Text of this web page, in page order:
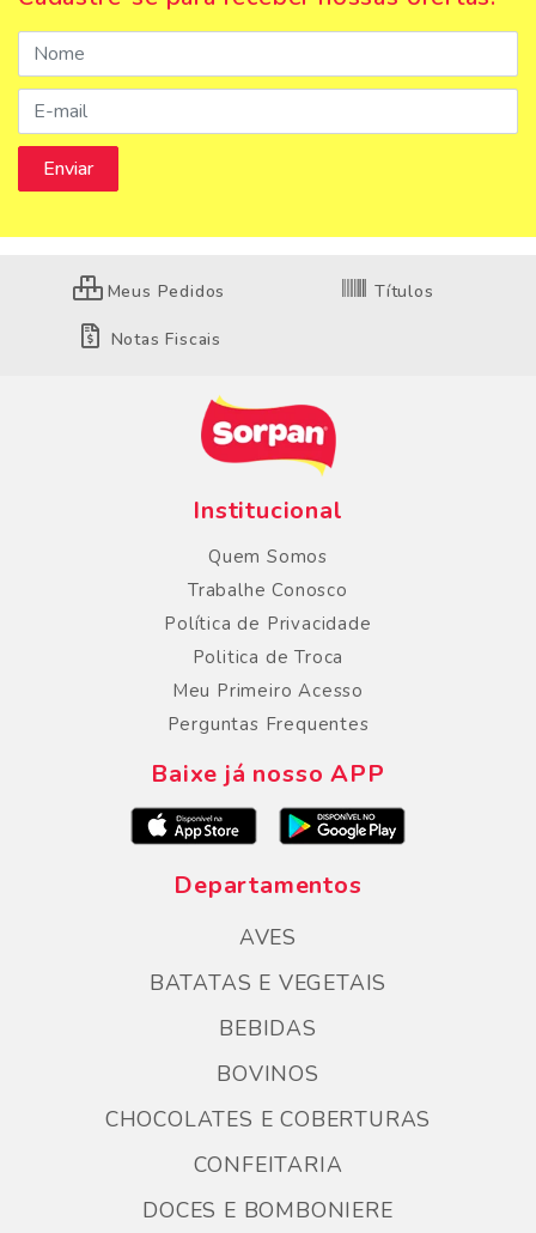
Meus Pedidos Títulos
Notas Fiscais
Institucional
Quem Somos
Trabalhe Conosco
Política de Privacidade
Politica de Troca
Meu Primeiro Acesso
Perguntas Frequentes
Baixe já nosso APP
Departamentos
AVES
BATATAS E VEGETAIS
BEBIDAS
BOVINOS
CHOCOLATES E COBERTURAS
CONFEITARIA
DOCES E BOMBONIERE